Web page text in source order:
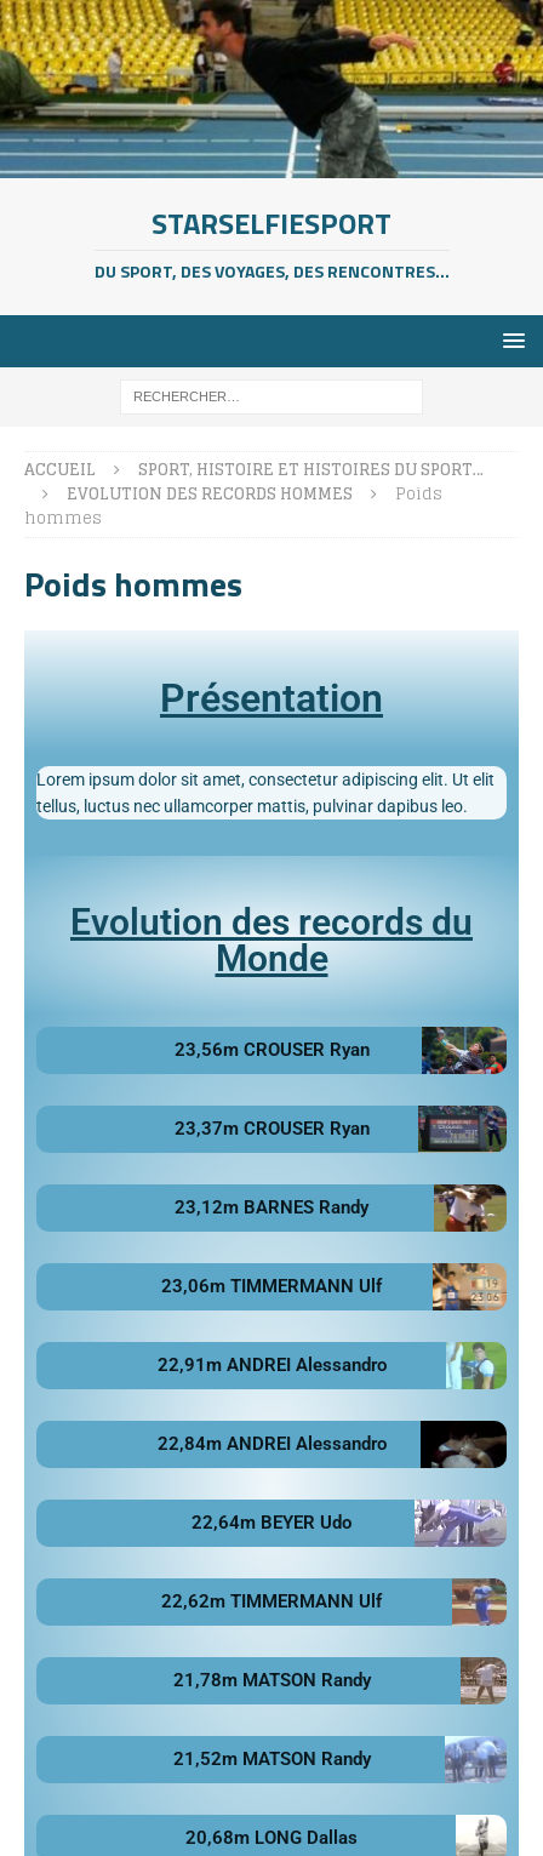
STARSELFIESPORT
DU SPORT, DES VOYAGES, DES RENCONTRES...
ACCUEIL
SPORT, HISTOIRE ET HISTOIRES DU SPORT…
EVOLUTION DES RECORDS HOMMES
Poids
hommes
Poids hommes
Présentation
Lorem ipsum dolor sit amet, consectetur adipiscing elit. Ut elit
tellus, luctus nec ullamcorper mattis, pulvinar dapibus leo.
Evolution des records du
Monde
23,56m CROUSER Ryan
23,37m CROUSER Ryan
23,12m BARNES Randy
23,06m TIMMERMANN Ulf
22,91m ANDREI Alessandro
22,84m ANDREI Alessandro
22,64m BEYER Udo
22,62m TIMMERMANN Ulf
21,78m MATSON Randy
21,52m MATSON Randy
20,68m LONG Dallas